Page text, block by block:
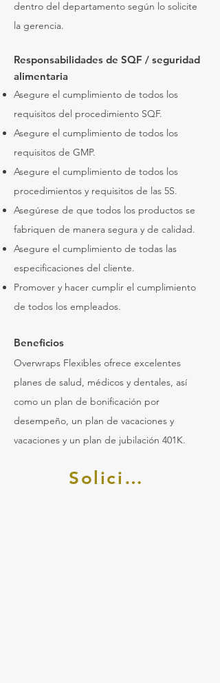
dentro del departamento según lo solicite
la gerencia.
Responsabilidades de SQF / seguridad
alimentaria
Asegure el cumplimiento de todos los
requisitos del procedimiento SQF.
Asegure el cumplimiento de todos los
requisitos de GMP.
Asegure el cumplimiento de todos los
procedimientos y requisitos de las 5S.
Asegúrese de que todos los productos se
fabriquen de manera segura y de calidad.
Asegure el cumplimiento de todas las
especificaciones del cliente.
Promover y hacer cumplir el cumplimiento
de todos los empleados.
Beneficios
Overwraps Flexibles ofrece excelentes
planes de salud, médicos y dentales, así
como un plan de bonificación por
desempeño, un plan de vacaciones y
vacaciones y un plan de jubilación 401K.
Solicitar